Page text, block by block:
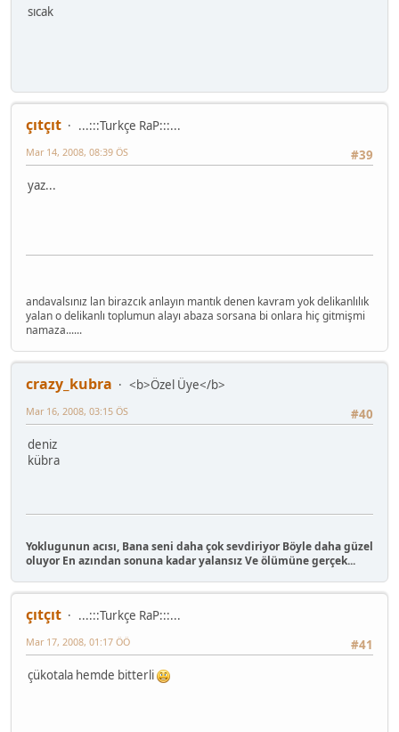
sıcak
çıtçıt
...:::Turkçe RaP:::...
#39
Mar 14, 2008, 08:39 ÖS
yaz...
andavalsınız lan birazcık anlayın mantık denen kavram yok delikanlılık
yalan o delikanlı toplumun alayı abaza sorsana bi onlara hiç gitmişmi
namaza......
crazy_kubra
<b>Özel Üye</b>
#40
Mar 16, 2008, 03:15 ÖS
deniz
kübra
Yoklugunun acısı, Bana seni daha çok sevdiriyor Böyle daha güzel
oluyor En azından sonuna kadar yalansız Ve ölümüne gerçek...
çıtçıt
...:::Turkçe RaP:::...
#41
Mar 17, 2008, 01:17 ÖÖ
çükotala hemde bitterli